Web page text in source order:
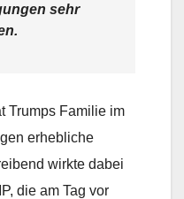
sehr
Trumps Familie im
erhebliche
wirkte dabei
die am Tag vor